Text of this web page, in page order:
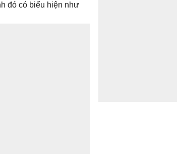
đó có biểu hiện như